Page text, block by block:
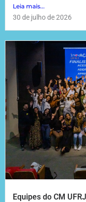
Leia mais...
30 de julho de 2026
Equipes do CM